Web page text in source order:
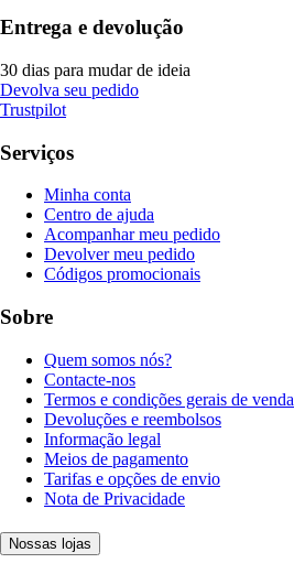
Entrega e devolução
30 dias para mudar de ideia
Devolva seu pedido
Trustpilot
Serviços
Minha conta
Centro de ajuda
Acompanhar meu pedido
Devolver meu pedido
Códigos promocionais
Sobre
Quem somos nós?
Contacte-nos
Termos e condições gerais de venda
Devoluções e reembolsos
Informação legal
Meios de pagamento
Tarifas e opções de envio
Nota de Privacidade
Nossas lojas